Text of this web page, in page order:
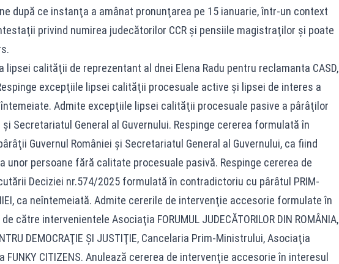
după ce instanţa a amânat pronunţarea pe 15 ianuarie, într-un context
privind numirea judecătorilor CCR şi pensiile magistraţilor și poate
lipsei calităţii de reprezentant al dnei Elena Radu pentru reclamanta CASD,
excepţiile lipsei calităţii procesuale active şi lipsei de interes a
Admite excepţiile lipsei calităţii procesuale pasive a pârâţilor
şi Secretariatul General al Guvernului. Respinge cererea formulată în
Guvernul României şi Secretariatul General al Guvernului, ca fiind
unor persoane fără calitate procesuale pasivă. Respinge cererea de
Deciziei nr.574/2025 formulată în contradictoriu cu pârâtul PRIM-
ca neîntemeiată. Admite cererile de intervenţie accesorie formulate în
către intervenientele Asociaţia FORUMUL JUDECĂTORILOR DIN ROMÂNIA,
DEMOCRAŢIE ŞI JUSTIŢIE, Cancelaria Prim-Ministrului, Asociaţia
FUNKY CITIZENS. Anulează cererea de intervenţie accesorie în interesul